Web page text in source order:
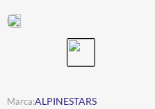
ALPINESTARS
JAQUETA
4º ÓCULOS SOLAR